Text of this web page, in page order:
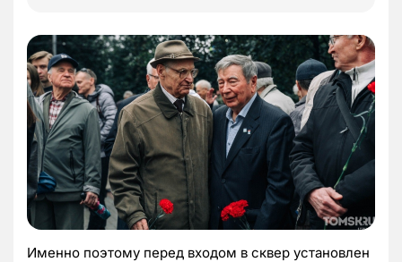
Именно поэтому перед входом в сквер установлен